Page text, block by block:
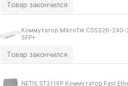
Товар закончился
Коммутатор MikroTik CSS326-24G-
SFP+
Товар закончился
NETIS ST3116P Коммутатор Fast